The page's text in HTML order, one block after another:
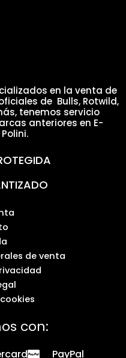
en la venta de
de Bulls, Rotwild,
tenemos servicio
anteriores en E-
de venta
con:
PayPal